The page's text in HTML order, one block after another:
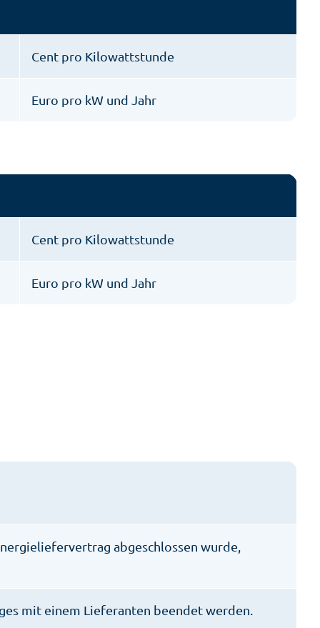
Cent pro Kilowattstunde
Euro pro kW und Jahr
Cent pro Kilowattstunde
Euro pro kW und Jahr
abgeschlossen wurde,
mit einem Lieferanten beendet werden.